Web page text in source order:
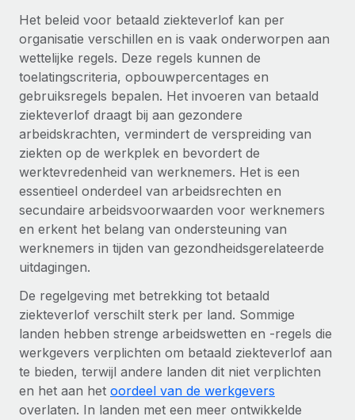
Integraties
Processen stroomlijnen met essentiële zakelijke tools
DIENSTEN
Vraag een expert
Krijg hulp van global HR- en juridische experts
Achtergrondonderzoek
Vereenvoudig het screeningsproces van
kandidaten
Compliance Watchtower
Apparaatbeheer
Lever en track wereldwijd IT-middelen
Entiteiten oprichten
Stel snel compliant entiteiten op
WERK MET ONS SAMEN
Strategische technologiepartners
Integreer global HR flexibel in je platform
Een partner worden
Ontdek hoe je met ons kunt samenwerken
Remote Build Binnenkort beschikbaar
Integraties en advies over AI-automatiseringen
CASESTUDY'S
Hoe AI-pionier Weaviate zijn team met 120%
liet groeien met Remote
Weaviate in één oogopslag Weaviate bouwt open source,
AI-first infrastructuur. De missie van het...
Meer informatie
De strategische samenwerking tussen
Reverse Tech en Remote voor zzp- en payroll-
Webinars
Evenementen
Newsroom
Inzicht in salaris en talent
Inzichtencentrum
Alle bronnen bekijken
Global Payroll
Contractor Management
Belastingen
한국어
中文（简体）
Het beleid voor betaald ziekteverlof kan per
organisatie verschillen en is vaak onderworpen aan
wettelijke regels. Deze regels kunnen de
toelatingscriteria, opbouwpercentages en
gebruiksregels bepalen. Het invoeren van betaald
ziekteverlof draagt bij aan gezondere
arbeidskrachten, vermindert de verspreiding van
ziekten op de werkplek en bevordert de
werktevredenheid van werknemers. Het is een
essentieel onderdeel van arbeidsrechten en
secundaire arbeidsvoorwaarden voor werknemers
en erkent het belang van ondersteuning van
werknemers in tijden van gezondheidsgerelateerde
uitdagingen.
De regelgeving met betrekking tot betaald
ziekteverlof verschilt sterk per land. Sommige
landen hebben strenge arbeidswetten en -regels die
werkgevers verplichten om betaald ziekteverlof aan
te bieden, terwijl andere landen dit niet verplichten
en het aan het oordeel van de werkgevers
overlaten. In landen met een meer ontwikkelde